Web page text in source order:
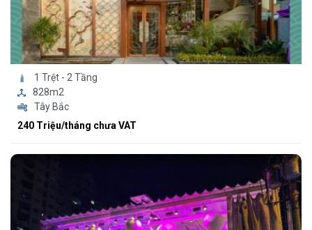
1 Trệt - 2 Tầng
828m2
Tây Bắc
240 Triệu/tháng chưa VAT